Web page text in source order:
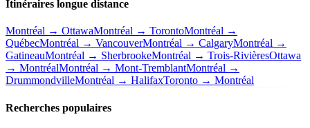
Itinéraires longue distance
Montréal → OttawaMontréal → TorontoMontréal →
QuébecMontréal → VancouverMontréal → CalgaryMontréal →
GatineauMontréal → SherbrookeMontréal → Trois-RivièresOttawa
→ MontréalMontréal → Mont-TremblantMontréal →
DrummondvilleMontréal → HalifaxToronto → Montréal
Recherches populaires